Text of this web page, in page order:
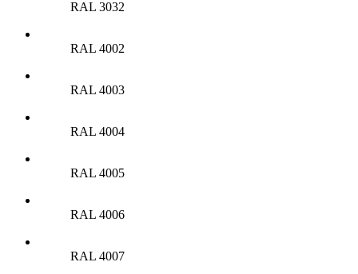
RAL 3032
RAL 4002
RAL 4003
RAL 4004
RAL 4005
RAL 4006
RAL 4007